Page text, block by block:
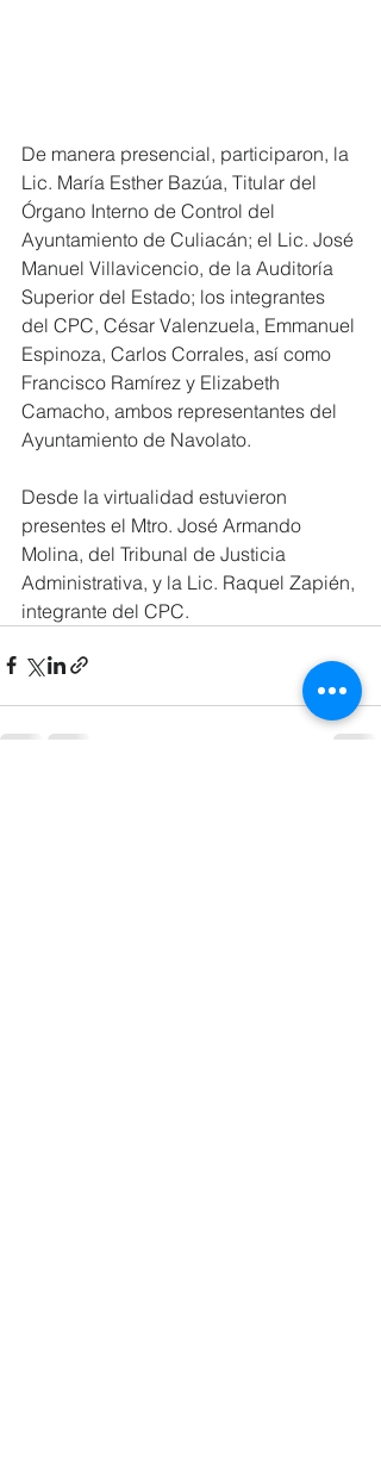
De manera presencial, participaron, la
Lic. María Esther Bazúa, Titular del
Órgano Interno de Control del
Ayuntamiento de Culiacán; el Lic. José
Manuel Villavicencio, de la Auditoría
Superior del Estado; los integrantes
del CPC, César Valenzuela, Emmanuel
Espinoza, Carlos Corrales, así como
Francisco Ramírez y Elizabeth
Camacho, ambos representantes del
Ayuntamiento de Navolato.
Desde la virtualidad estuvieron
presentes el Mtro. José Armando
Molina, del Tribunal de Justicia
Administrativa, y la Lic. Raquel Zapién,
integrante del CPC.